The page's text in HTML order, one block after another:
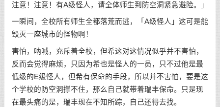
注意！注意！有A级怪人，请全体师生到防空洞紧急避险。」
一瞬间，全校所有师生全都落荒而逃，「A级怪人」这可是能
毁灭一座城市的怪物啊！
害怕，呐喊，充斥着全校，但希这对这情况似乎并不害怕，
反而会觉得麻烦，只因为希也是怪人的一员，只不过他是最
低级的E级怪人，但希有保命的手段，所以并不害怕，要是这
个学校的防空洞撑不住，那么自己就带着瑞丰保命。只是现
在最头痛的是，瑞丰现在不知所踪，自己还得去找。